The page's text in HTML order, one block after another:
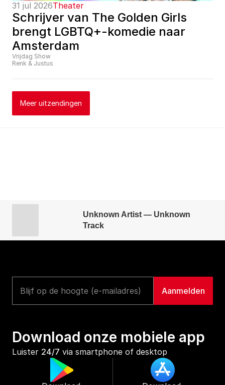
31 jul 2026Theater
Schrijver van The Golden Girls
brengt LGBTQ+-komedie naar
Amsterdam
Vrijdag Show
Renk & Justus
Meer uitzendingen
Unknown Artist — Unknown
Track
Download onze mobiele app
Luister 24/7 via smartphone of desktop